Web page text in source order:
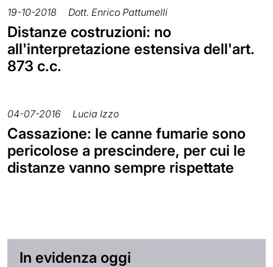
19-10-2018 Dott. Enrico Pattumelli
Distanze costruzioni: no
all'interpretazione estensiva dell'art.
873 c.c.
04-07-2016 Lucia Izzo
Cassazione: le canne fumarie sono
pericolose a prescindere, per cui le
distanze vanno sempre rispettate
In evidenza oggi